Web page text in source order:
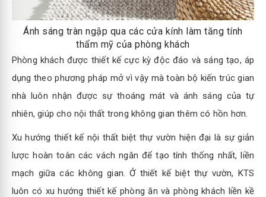
Ánh sáng tràn ngập qua các cửa kính làm tăng tính
thẩm mỹ của phòng khách
Phòng khách được thiết kế cực kỳ độc đáo và sáng tạo, áp
dụng theo phương pháp mở vì vậy mà toàn bộ kiến trúc gian
nhà luôn nhận được sự thoáng mát và ánh sáng của tự
nhiên, giúp cho nội thất trong không gian thêm có hồn hơn.
Xu hướng thiết kế nội thất biệt thự vườn hiện đại là sự giản
lược hoàn toàn các vách ngăn để tạo tính thống nhất, liền
mạch giữa các không gian. Ở thiết kế biệt thự vườn, KTS
luôn có xu hướng thiết kế phòng ăn và phòng khách liền kề